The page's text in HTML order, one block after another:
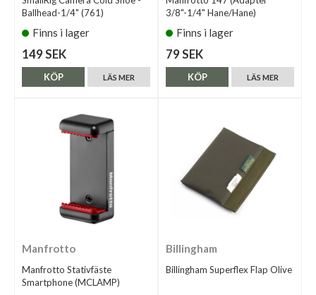
Ballhead-1/4" (761)
Finns i lager
149 SEK
LÄS MER
KÖP
3/8"-1/4" Hane/Hane)
Finns i lager
79 SEK
LÄS MER
KÖP
Manfrotto
Manfrotto Stativfäste
Smartphone (MCLAMP)
Billingham
Billingham Superflex Flap Olive